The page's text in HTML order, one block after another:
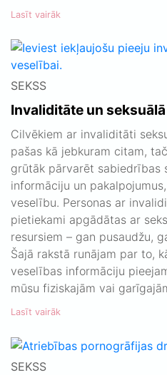
Lasīt vairāk
SEKSS
Invaliditāte un
Cilvēkiem ar invaliditāti
pašas kā jebkuram citam,
grūtāk pārvarēt sabiedrības
informāciju un
veselību. Personas ar
pietiekami apgādātas ar
resursiem – gan pusaudžu,
Šajā rakstā runājam par to,
veselības informāciju
mūsu fiziskajām vai
Lasīt vairāk
SEKSS